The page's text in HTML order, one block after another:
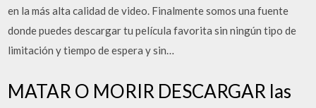
en la más alta calidad de video. Finalmente somos una fuente
donde puedes descargar tu película favorita sin ningún tipo de
limitación y tiempo de espera y sin…
MATAR O MORIR DESCARGAR las